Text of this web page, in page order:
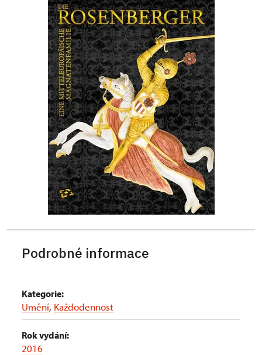
Podrobné informace
Kategorie:
Umění, Každodennost
Rok vydání:
2016